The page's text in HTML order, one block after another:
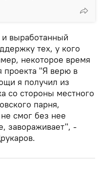
и выработанный
тех, у кого
некоторое время
проекта "Я верю в
я получил из
со стороны местного
парня,
смог без нее
завораживает", -